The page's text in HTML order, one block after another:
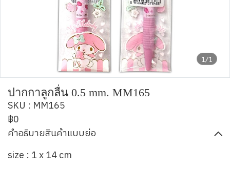
1/1
ปากกาลูกลื่น 0.5 mm. MM165
SKU : MM165
฿0
คำอธิบายสินค้าแบบย่อ
size : 1 x 14 cm